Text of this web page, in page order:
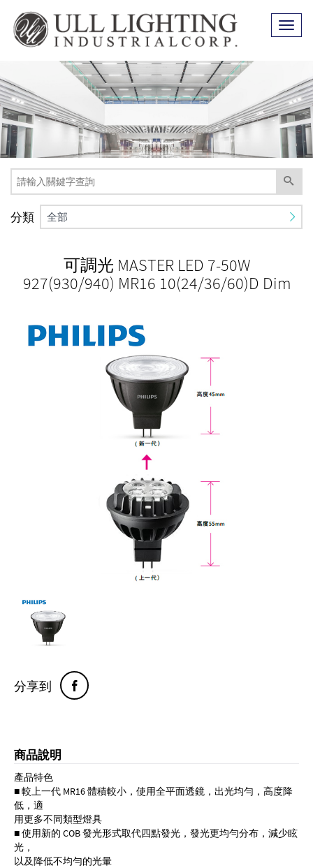
Toggle
分類 全部
可調光 MASTER LED 7-50W
927(930/940) MR16 10(24/36/60)D Dim
分享到
商品說明
產品特色
■ 較上一代 MR16 體積較小，使用全平面透鏡，出光均勻，高度降
低，適
用更多不同類型燈具
■ 使用新的 COB 發光形式取代四點發光，發光更均勻分布，減少眩
光，
以及降低不均勻的光暈